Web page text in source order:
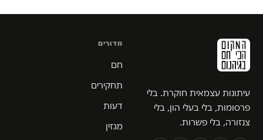
עיתונות עצמאית חוקרת. בלי
פרסומות, בלי בעלי הון, בלי
צנזורה, בלי פשרות.
מדורים
חם
תחקירים
דעות
מגזין